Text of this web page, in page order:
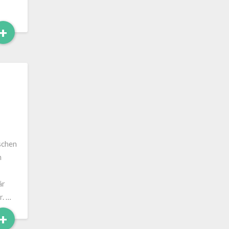
+Read
More
…
+Read